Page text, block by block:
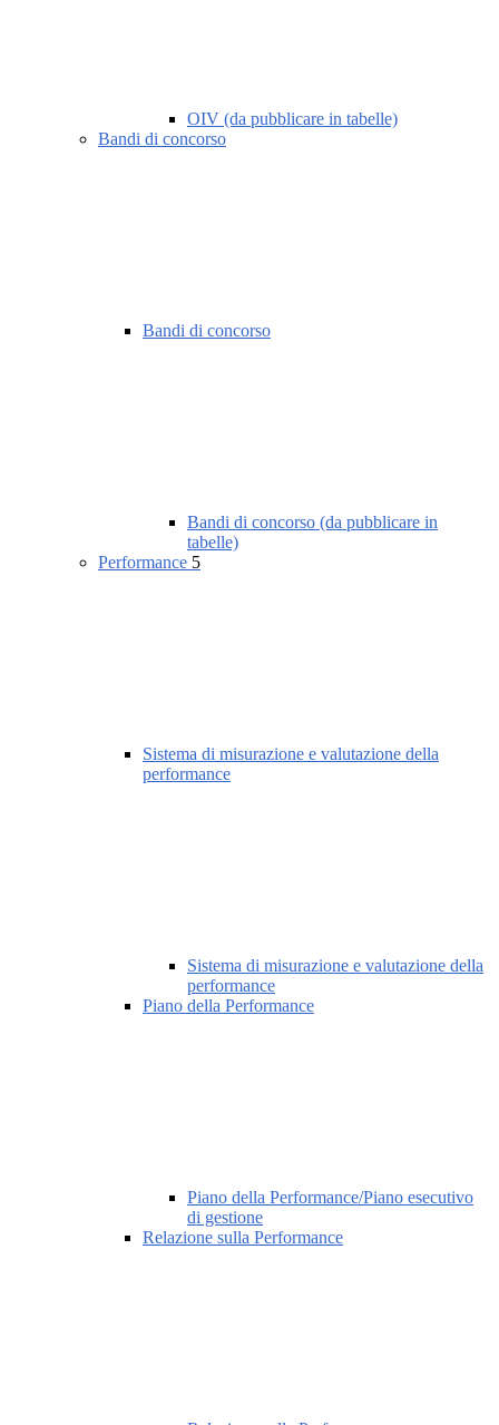
OIV (da pubblicare in tabelle)
Bandi di concorso
Bandi di concorso
Bandi di concorso (da pubblicare in
tabelle)
Performance 5
Sistema di misurazione e valutazione della
performance
Sistema di misurazione e valutazione della
performance
Piano della Performance
Piano della Performance/Piano esecutivo
di gestione
Relazione sulla Performance